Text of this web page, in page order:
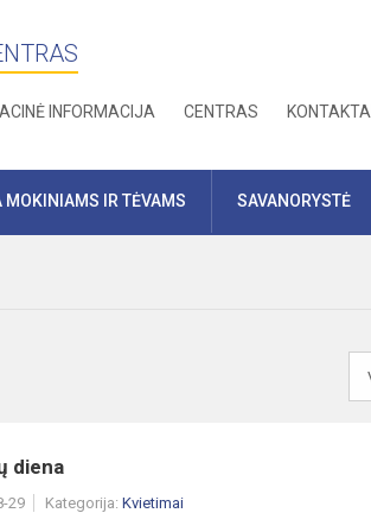
INFORMACIJA CENTRAS KONTAKTAI
MOKINIAMS IR TĖVAMS SAVANORYSTĖ
diena
29 Kategorija: Kvietimai